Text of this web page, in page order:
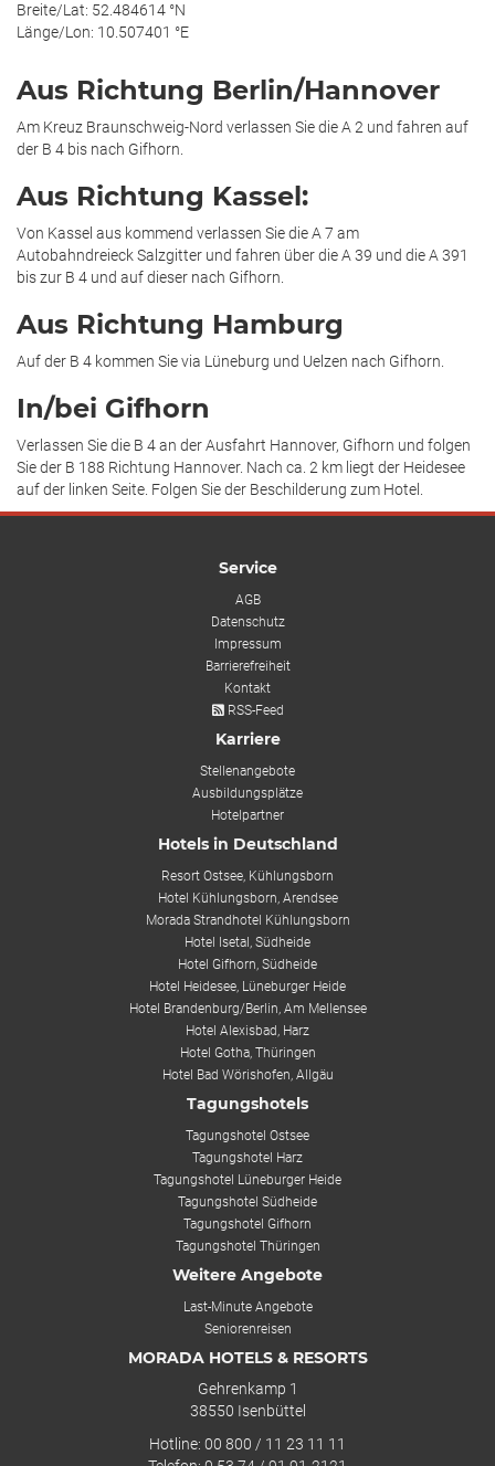
Breite/Lat: 52.484614 °N
Länge/Lon: 10.507401 °E
Aus Richtung Berlin/Hannover
Am Kreuz Braunschweig-Nord verlassen Sie die A 2 und fahren auf
der B 4 bis nach Gifhorn.
Aus Richtung Kassel:
Von Kassel aus kommend verlassen Sie die A 7 am
Autobahndreieck Salzgitter und fahren über die A 39 und die A 391
bis zur B 4 und auf dieser nach Gifhorn.
Aus Richtung Hamburg
Auf der B 4 kommen Sie via Lüneburg und Uelzen nach Gifhorn.
In/bei Gifhorn
Verlassen Sie die B 4 an der Ausfahrt Hannover, Gifhorn und folgen
Sie der B 188 Richtung Hannover. Nach ca. 2 km liegt der Heidesee
auf der linken Seite. Folgen Sie der Beschilderung zum Hotel.
Service
AGB
Datenschutz
Impressum
Barrierefreiheit
Kontakt
RSS-Feed
Karriere
Stellenangebote
Ausbildungsplätze
Hotelpartner
Hotels in Deutschland
Resort Ostsee, Kühlungsborn
Hotel Kühlungsborn, Arendsee
Morada Strandhotel Kühlungsborn
Hotel Isetal, Südheide
Hotel Gifhorn, Südheide
Hotel Heidesee, Lüneburger Heide
Hotel Brandenburg/Berlin, Am Mellensee
Hotel Alexisbad, Harz
Hotel Gotha, Thüringen
Hotel Bad Wörishofen, Allgäu
Tagungshotels
Tagungshotel Ostsee
Tagungshotel Harz
Tagungshotel Lüneburger Heide
Tagungshotel Südheide
Tagungshotel Gifhorn
Tagungshotel Thüringen
Weitere Angebote
Last-Minute Angebote
Seniorenreisen
MORADA HOTELS & RESORTS
Gehrenkamp 1
38550 Isenbüttel
Hotline: 00 800 / 11 23 11 11